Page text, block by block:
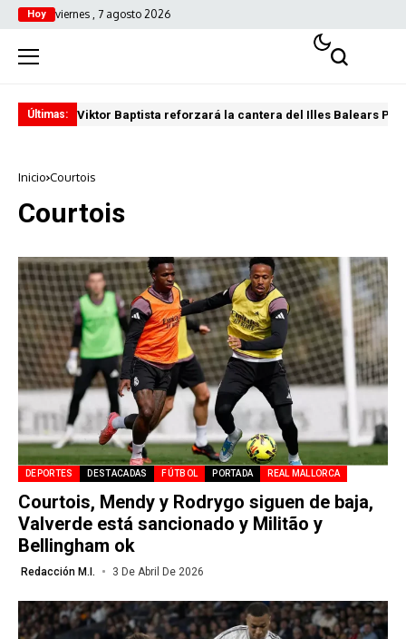
Hoy viernes , 7 agosto 2026
Últimas: Viktor Baptista reforzará la cantera del Illes Balears
Inicio Courtois
Courtois
DEPORTES DESTACADAS FÚTBOL PORTADA REAL MALLORCA
Courtois, Mendy y Rodrygo siguen de baja,
Valverde está sancionado y Militão y
Bellingham ok
Redacción M.I. 3 De Abril De 2026